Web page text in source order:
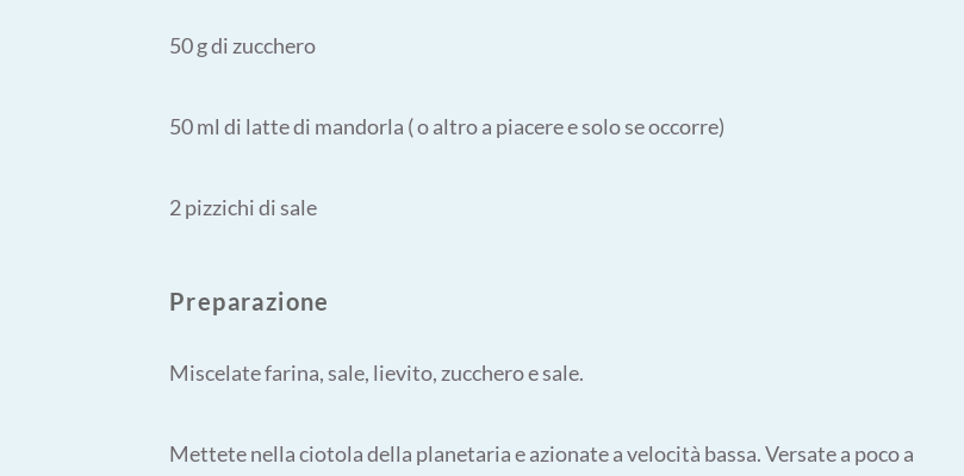
50 g di zucchero
50 ml di latte di mandorla ( o altro a piacere e solo se occorre)
2 pizzichi di sale
Preparazione
Miscelate farina, sale, lievito, zucchero e sale.
Mettete nella ciotola della planetaria e azionate a velocità bassa. Versate a poco a